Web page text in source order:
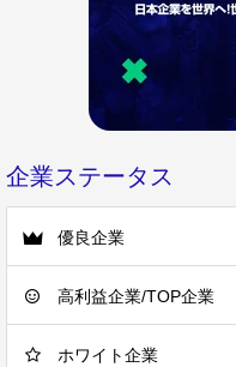
企業ステータス
優良企業
高利益企業/TOP企業
ホワイト企業